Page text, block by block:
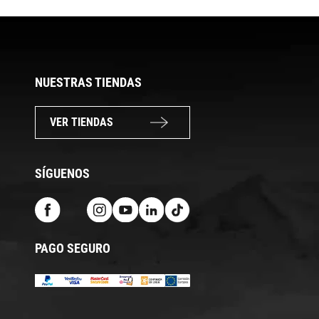
NUESTRAS TIENDAS
VER TIENDAS
SÍGUENOS
PAGO SEGURO